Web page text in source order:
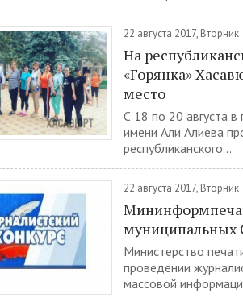
22 августа 2017, Вторник
На
«Горянка»
место
С 18 по 20 августа
имени Али Алиева
республиканского...
22 августа 2017, Вторник
муниципальных
Министерство
проведении
массовой